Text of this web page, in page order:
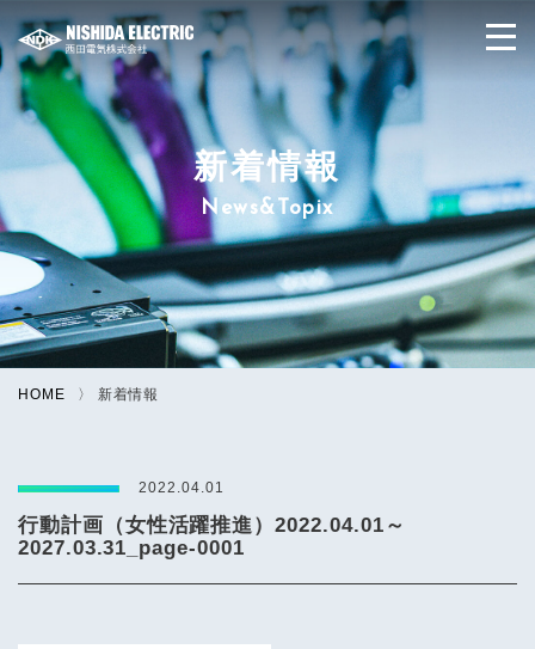
新着情報
News&Topix
HOME 新着情報
2022.04.01
行動計画（女性活躍推進）2022.04.01～
2027.03.31_page-0001